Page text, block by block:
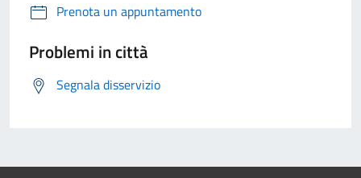
Prenota un appuntamento
Problemi in città
Segnala disservizio